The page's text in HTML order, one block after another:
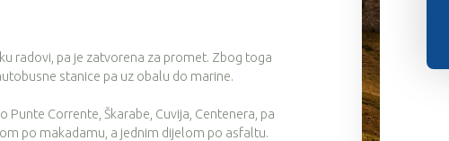
radovi, pa je zatvorena za promet. Zbog toga
stanice pa uz obalu do marine.
Corrente, Škarabe, Cuvija, Centenera, pa
po makadamu, a jednim dijelom po asfaltu.